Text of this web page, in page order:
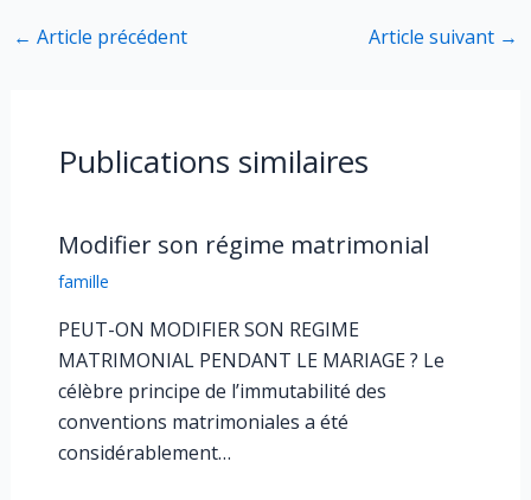
← Article précédent Article suivant →
Publications similaires
Modifier son régime matrimonial
famille
PEUT-ON MODIFIER SON REGIME
MATRIMONIAL PENDANT LE MARIAGE ? Le
célèbre principe de l’immutabilité des
conventions matrimoniales a été
considérablement…